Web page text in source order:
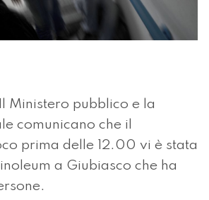
Ministero pubblico e la
comunicano che il
prima delle 12.00 vi è stata
a Giubiasco che ha